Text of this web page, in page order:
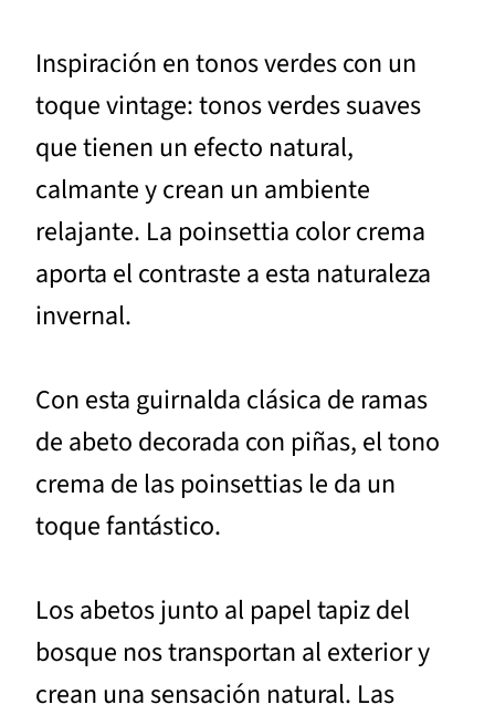
Inspiración en tonos verdes con un
toque vintage: tonos verdes suaves
que tienen un efecto natural,
calmante y crean un ambiente
relajante. La poinsettia color crema
aporta el contraste a esta naturaleza
invernal.
Con esta guirnalda clásica de ramas
de abeto decorada con piñas, el tono
crema de las poinsettias le da un
toque fantástico.
Los abetos junto al papel tapiz del
bosque nos transportan al exterior y
crean una sensación natural. Las